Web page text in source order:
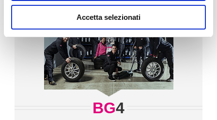
Accetta selezionati
BG4